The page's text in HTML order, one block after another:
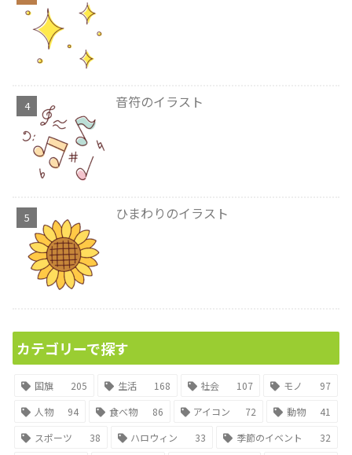
音符のイラスト
ひまわりのイラスト
カテゴリーで探す
国旗 205 生活 168 社会 107 モノ
97
人物
94 食べ物 86 アイコン 72 動物
41
スポーツ
38 ハロウィン 33 季節のイベント
32